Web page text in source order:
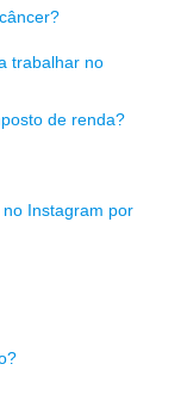
trabalhar no
de renda?
Instagram por